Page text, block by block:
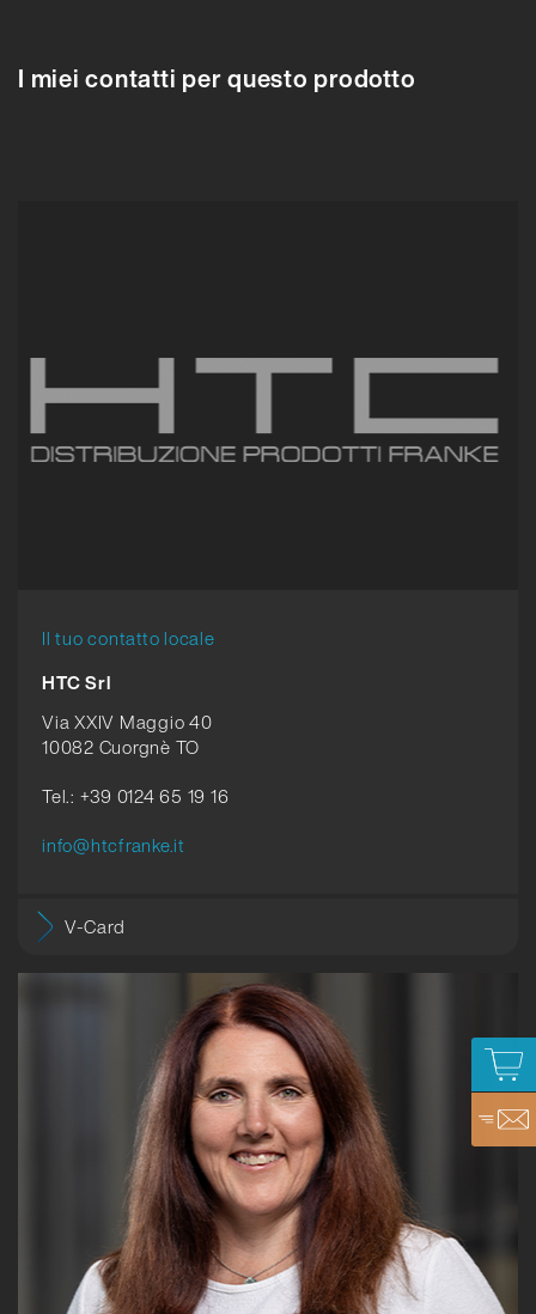
I miei contatti per questo prodotto
Il tuo contatto locale
HTC Srl
Via XXIV Maggio 40
10082 Cuorgnè TO
Tel.: +39 0124 65 19 16
info@htcfranke.it
V-Card